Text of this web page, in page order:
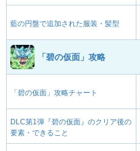
藍の円盤で追加された服装・髪型
「碧の仮面」攻略
「碧の仮面」攻略チャート
DLC第1弾『碧の仮面』のクリア後の
要素・できること